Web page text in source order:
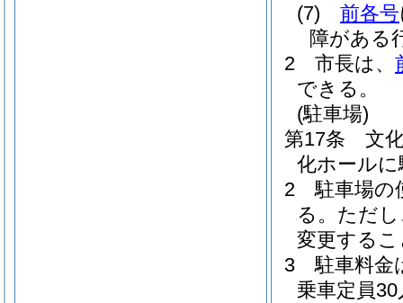
(7)
前各号
障がある
2
市長は、
できる。
(駐車場)
第17条
文
化ホール
2
駐車場の
る。 ただ
変更する
3
駐車料金
乗車定員